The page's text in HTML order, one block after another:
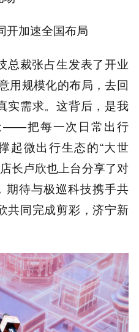
开加速全国布局
总裁张占生发表了开业
用规模化的布局，去回
实需求。这背后，是我
——把每一次日常出行
起微出行生态的“大世
长卢欣也上台分享了对
期待与极巡科技携手共
共同完成剪彩，济宁新